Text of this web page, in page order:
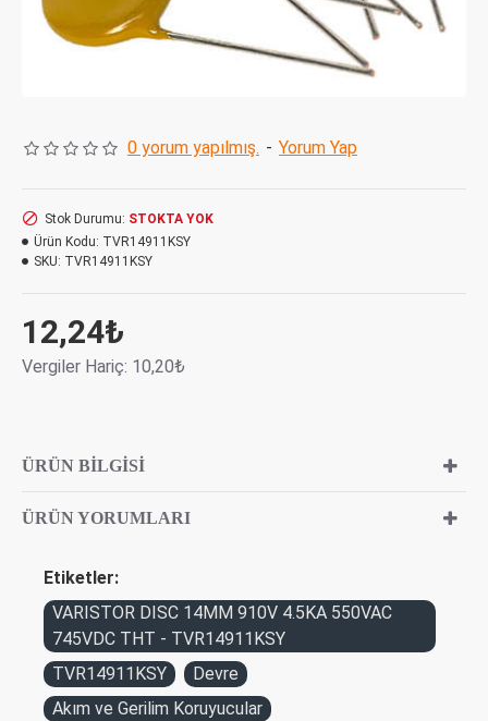
0 yorum yapılmış. - Yorum Yap
12,24₺
Vergiler Hariç: 10,20₺
Stok Durumu: STOKTA YOK
Ürün Kodu: TVR14911KSY
SKU: TVR14911KSY
ÜRÜN BILGISI
ÜRÜN YORUMLARI
Etiketler:
VARISTOR DISC 14MM 910V 4.5KA 550VAC
745VDC THT - TVR14911KSY
TVR14911KSY
Devre
Akım ve Gerilim Koruyucular